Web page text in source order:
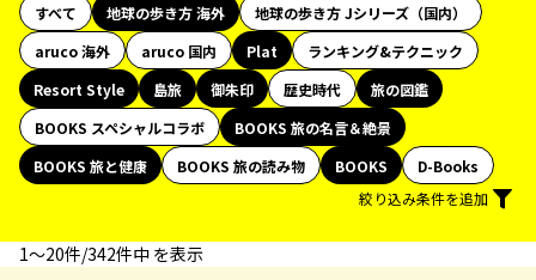
すべて 地球の歩き方 海外
地球の歩き方 Jシリーズ（国内）
aruco 海外
aruco 国内 Plat
ランキング&テクニック
Resort Style
島旅 御朱印 歴史時代
旅の図鑑
BOOKS スペシャルコラボ
BOOKS 旅の名言＆絶景
BOOKS 旅と健康
BOOKS 旅の読み物 BOOKS
D-Books
絞り込み条件を追加
1〜20件/342件中 を表示